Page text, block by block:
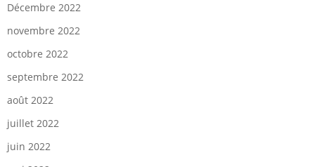
Décembre 2022
novembre 2022
octobre 2022
septembre 2022
août 2022
juillet 2022
juin 2022